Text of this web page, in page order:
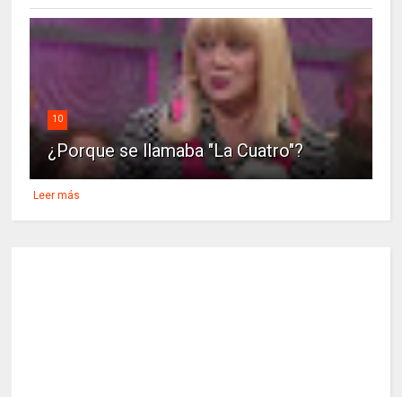
10
¿Porque se llamaba "La Cuatro"?
Leer más